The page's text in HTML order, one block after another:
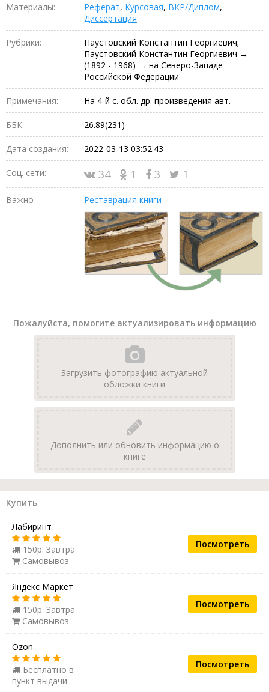
Материалы: Реферат, Курсовая, ВКР/Диплом,
Диссертация
Рубрики:
Паустовский Константин Георгиевич;
Паустовский Константин Георгиевич →
(1892 - 1968) → на Северо-Западе
Российской Федерации
Примечания: На 4-й с. обл. др. произведения авт.
ББК: 26.89(231)
Дата создания: 2022-03-13 03:52:43
Соц. сети: 34 1 3 1
Важно Реставрация книги
Пожалуйста, помогите актуализировать информацию
Загрузить фотографию актуальной
обложки книги
Дополнить или обновить информацию о
книге
Купить
Лабиринт
150р. Завтра
Самовывоз
Посмотреть
Яндекс Маркет
150р. Завтра
Самовывоз
Посмотреть
Ozon
Бесплатно в
пункт выдачи
Посмотреть